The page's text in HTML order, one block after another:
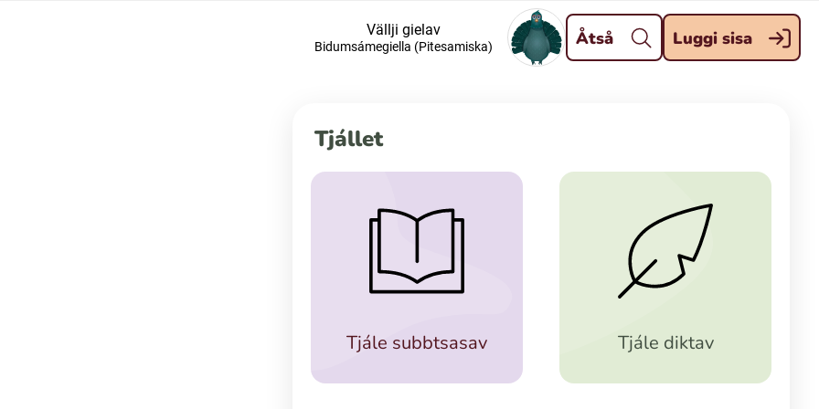
Stäng
Kaale (Romska)
Vällji gielav
Bidumsámegiella (Pitesamiska) Åtså Luggi sisa
Tjállet
Tjále subbtsasav Tjále diktav